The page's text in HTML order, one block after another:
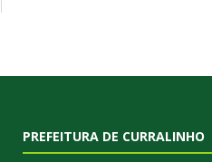
PREFEITURA DE CURRALINHO